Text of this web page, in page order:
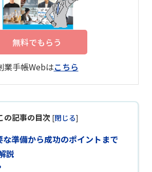
無料でもらう
業手帳Webはこちら
の記事の目次 [閉じる]
準備から成功のポイントまで
説